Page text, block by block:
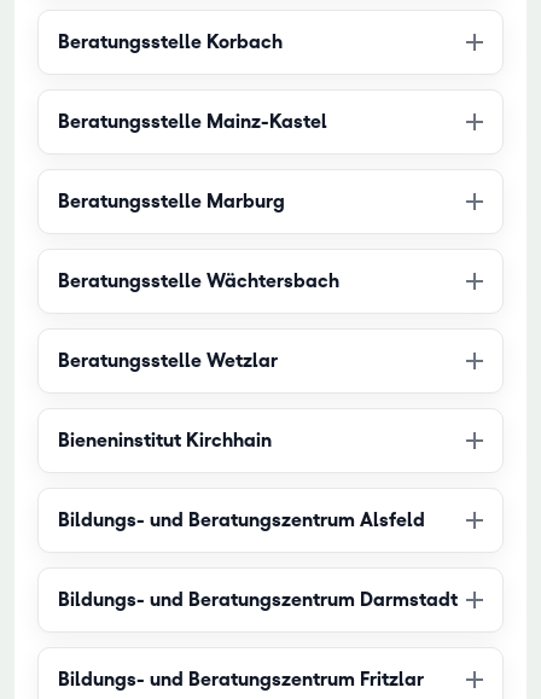
Beratungsstelle Korbach
Beratungsstelle Mainz-Kastel
Beratungsstelle Marburg
Beratungsstelle Wächtersbach
Beratungsstelle Wetzlar
Bieneninstitut Kirchhain
Bildungs- und Beratungszentrum Alsfeld
Bildungs- und Beratungszentrum Darmstadt
Bildungs- und Beratungszentrum Fritzlar